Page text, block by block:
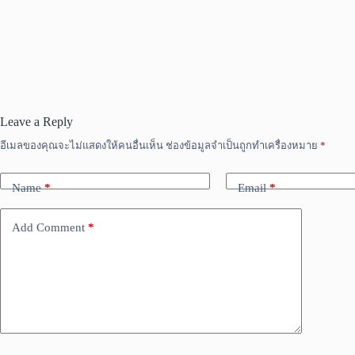
Leave a Reply
อีเมลของคุณจะไม่แสดงให้คนอื่นเห็น ช่องข้อมูลจำเป็นถูกทำเครื่องหมาย *
Name* Email*
Add Comment *